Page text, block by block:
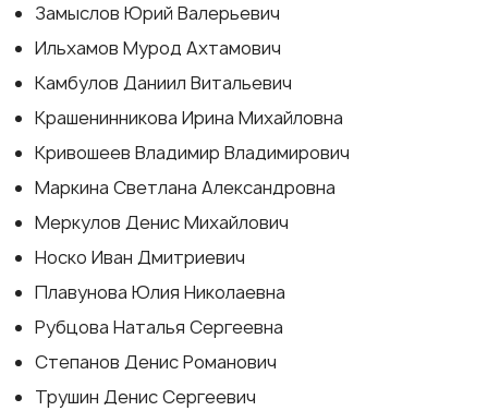
Замыслов Юрий Валерьевич
Ильхамов Мурод Ахтамович
Камбулов Даниил Витальевич
Крашенинникова Ирина Михайловна
Кривошеев Владимир Владимирович
Маркина Светлана Александровна
Меркулов Денис Михайлович
Носко Иван Дмитриевич
Плавунова Юлия Николаевна
Рубцова Наталья Сергеевна
Степанов Денис Романович
Трушин Денис Сергеевич